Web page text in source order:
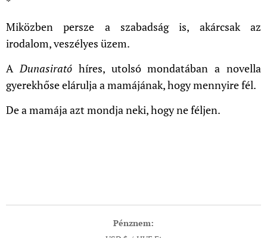
Miközben persze a szabadság is, akárcsak az
irodalom, veszélyes üzem.
ADunasiratóhíres, utolsó mondatában a novella
gyerekhőse elárulja a mamájának, hogy mennyire fél.
De a mamája azt mondja neki, hogy ne féljen.
Pénznem